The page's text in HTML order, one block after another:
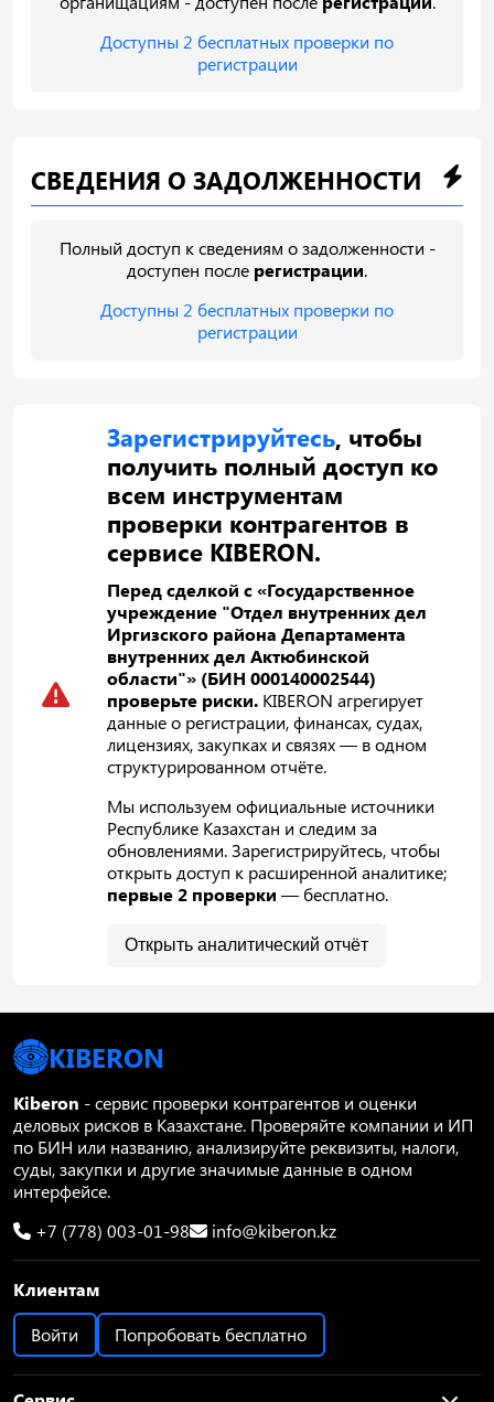
Доступны 2 бесплатных проверки по
регистрации
СВЕДЕНИЯ О ЗАДОЛЖЕННОСТИ
Полный доступ к сведениям о задолженности -
доступен после регистрации.
Доступны 2 бесплатных проверки по
регистрации
Зарегистрируйтесь, чтобы
получить полный доступ ко
всем инструментам
проверки контрагентов в
сервисе KIBERON.
Перед сделкой с «Государственное
учреждение "Отдел внутренних дел
Иргизского района Департамента
внутренних дел Актюбинской
области"» (БИН 000140002544)
проверьте риски. KIBERON агрегирует
данные о регистрации, финансах, судах,
лицензиях, закупках и связях — в одном
структурированном отчёте.
Мы используем официальные источники
Республике Казахстан и следим за
обновлениями. Зарегистрируйтесь, чтобы
открыть доступ к расширенной аналитике;
первые 2 проверки — бесплатно.
Открыть аналитический отчёт
KIBERON
Kiberon - сервис проверки контрагентов и оценки
деловых рисков в Казахстане. Проверяйте компании и ИП
по БИН или названию, анализируйте реквизиты, налоги,
суды, закупки и другие значимые данные в одном
интерфейсе.
+7 (778) 003-01-98
info@kiberon.kz
Клиентам
Войти
Попробовать бесплатно